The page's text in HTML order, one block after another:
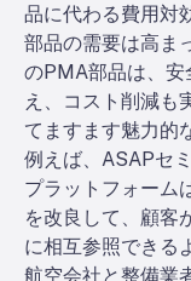
品に代わる費用対
部品の需要は高ま
のPMA部品は、安
え、コスト削減も
てますます魅力的
例えば、ASAPセ
プラットフォーム
を改良して、顧客
に相互参照できる
航空会社と整備業